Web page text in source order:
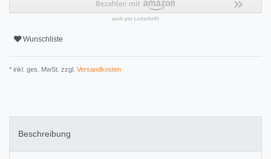
Wunschliste
* inkl. ges. MwSt. zzgl. Versandkosten
Beschreibung